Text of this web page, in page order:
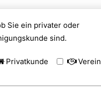
Sie ein privater oder
sind.
Privatkunde Verein